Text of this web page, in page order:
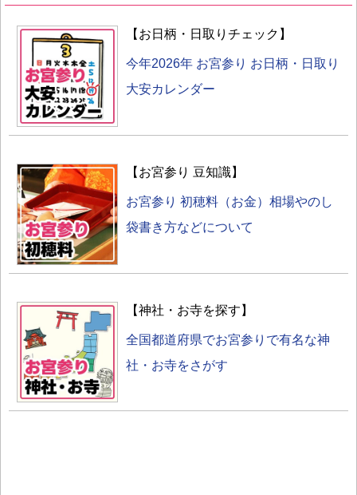
【お日柄・日取りチェック】
今年2026年 お宮参り お日柄・日取り
大安カレンダー
【お宮参り 豆知識】
お宮参り 初穂料（お金）相場やのし
袋書き方などについて
【神社・お寺を探す】
全国都道府県でお宮参りで有名な神
社・お寺をさがす